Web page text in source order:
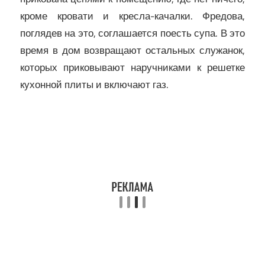
кроме кровати и кресла-качалки. Фредова,
поглядев на это, соглашается поесть супа. В это
время в дом возвращают остальных служанок,
которых приковывают наручниками к решетке
кухонной плиты и включают газ.